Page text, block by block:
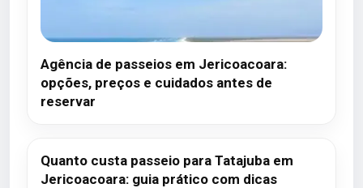
Agência de passeios em Jericoacoara:
opções, preços e cuidados antes de
reservar
Quanto custa passeio para Tatajuba em
Jericoacoara: guia prático com dicas